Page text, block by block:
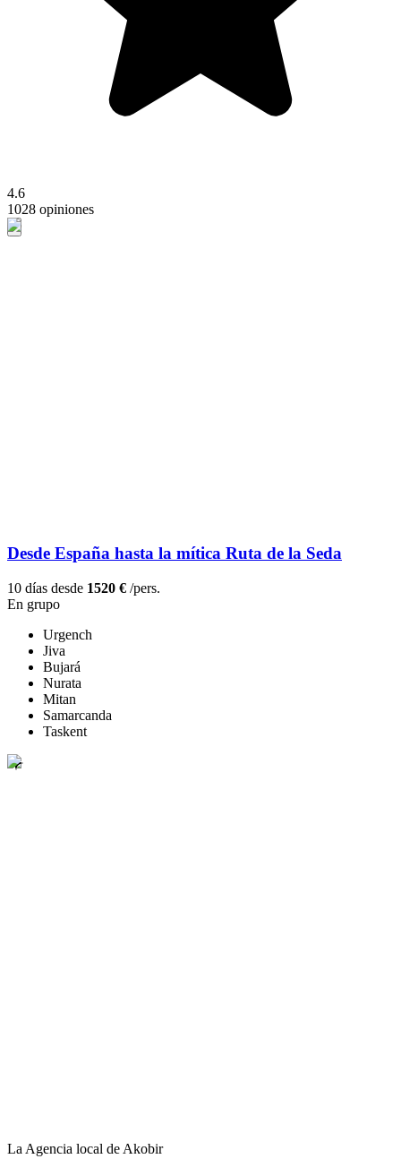
4.6
1028 opiniones
Desde España hasta la mítica Ruta de la Seda
10 días desde 1520 € /pers.
En grupo
Urgench
Jiva
Bujará
Nurata
Mitan
Samarcanda
Taskent
La Agencia local de Akobir